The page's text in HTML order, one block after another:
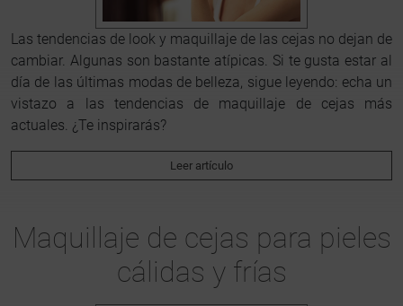
Las tendencias de look y maquillaje de las cejas no dejan de
cambiar. Algunas son bastante atípicas. Si te gusta estar al
día de las últimas modas de belleza, sigue leyendo: echa un
vistazo a las tendencias de maquillaje de cejas más
actuales. ¿Te inspirarás?
Leer artículo
Maquillaje de cejas para pieles
cálidas y frías